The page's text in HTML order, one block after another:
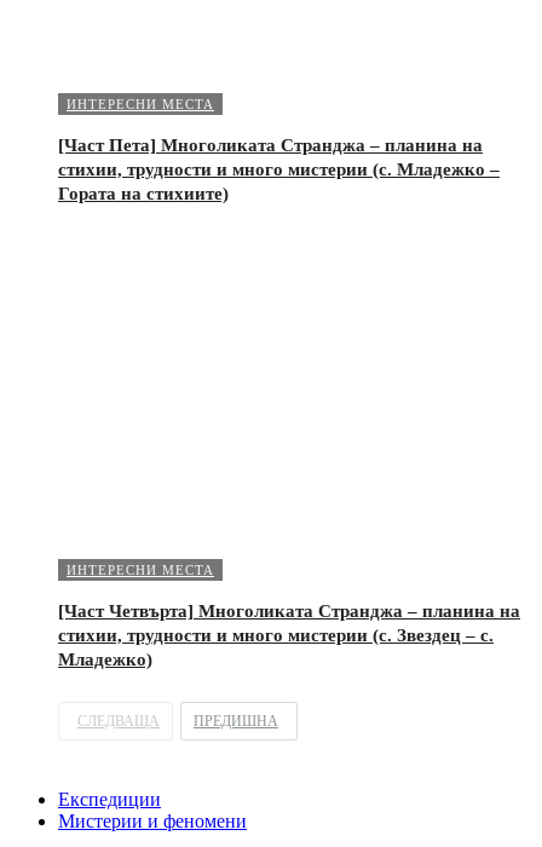
ИНТЕРЕСНИ МЕСТА
[Част Пета] Многоликата Странджа – планина на
стихии, трудности и много мистерии (с. Младежко –
Гората на стихиите)
ИНТЕРЕСНИ МЕСТА
[Част Четвърта] Многоликата Странджа – планина на
стихии, трудности и много мистерии (с. Звездец – с.
Младежко)
СЛЕДВАЩА ПРЕДИШНА
Експедиции
Мистерии и феномени